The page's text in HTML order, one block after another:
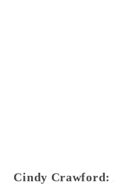
Cindy Crawford: